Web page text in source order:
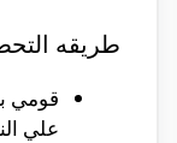
طريقه
قومي
علي